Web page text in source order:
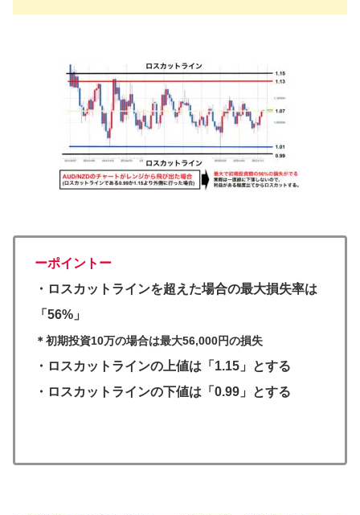
ーポイントー
・ロスカットラインを超えた場合の最大損失率は
「56%」
＊初期投資10万の場合は最大56,000円の損失
・ロスカットラインの上値は「1.15」とする
・ロスカットラインの下値は「0.99」とする